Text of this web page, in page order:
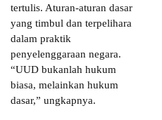
tertulis. Aturan-aturan dasar
yang timbul dan terpelihara
dalam praktik
penyelenggaraan negara.
“UUD bukanlah hukum
biasa, melainkan hukum
dasar,” ungkapnya.